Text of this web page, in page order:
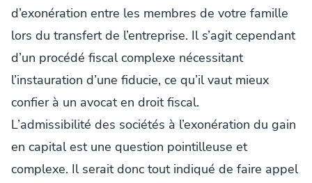
d’exonération entre les membres de votre famille
lors du transfert de l’entreprise. Il s’agit cependant
d’un procédé fiscal complexe nécessitant
l’instauration d’une fiducie, ce qu’il vaut mieux
confier à un avocat en droit fiscal.
L’admissibilité des sociétés à l’exonération du gain
en capital est une question pointilleuse et
complexe. Il serait donc tout indiqué de faire appel